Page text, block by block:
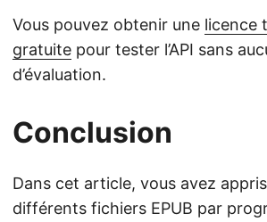
Vous pouvez obtenir une licence
gratuite pour tester l’API sans
d’évaluation.
Conclusion
Dans cet article, vous avez
différents fichiers EPUB par